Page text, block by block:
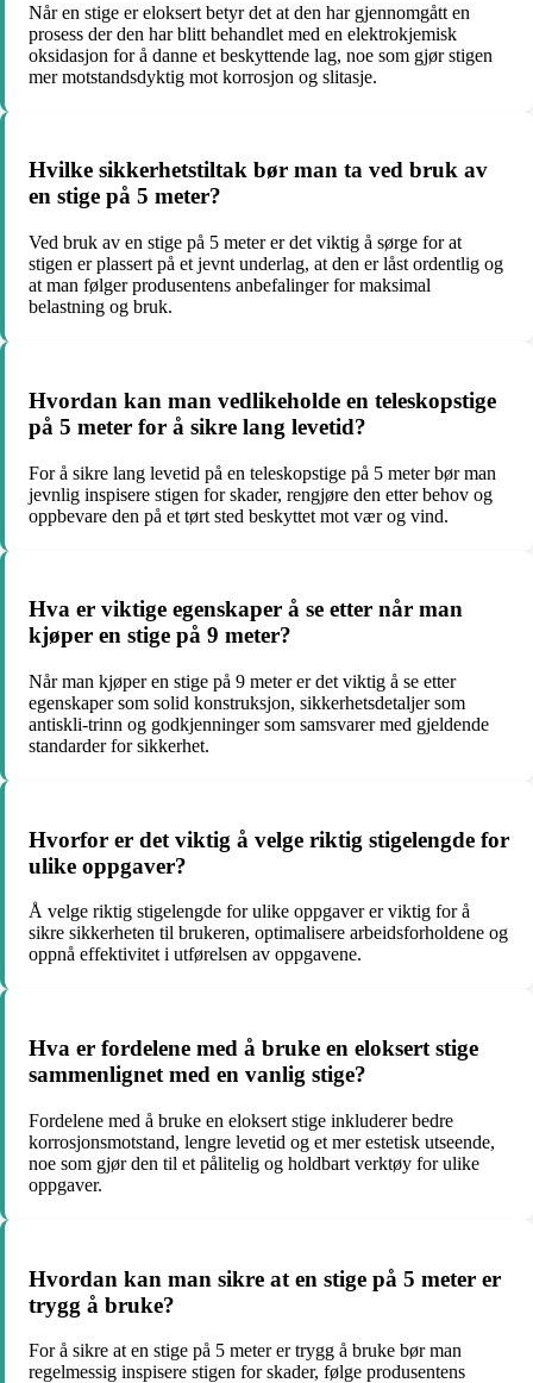
Når en stige er eloksert betyr det at den har gjennomgått en
prosess der den har blitt behandlet med en elektrokjemisk
oksidasjon for å danne et beskyttende lag, noe som gjør stigen
mer motstandsdyktig mot korrosjon og slitasje.
Hvilke sikkerhetstiltak bør man ta ved bruk av
en stige på 5 meter?
Ved bruk av en stige på 5 meter er det viktig å sørge for at
stigen er plassert på et jevnt underlag, at den er låst ordentlig og
at man følger produsentens anbefalinger for maksimal
belastning og bruk.
Hvordan kan man vedlikeholde en teleskopstige
på 5 meter for å sikre lang levetid?
For å sikre lang levetid på en teleskopstige på 5 meter bør man
jevnlig inspisere stigen for skader, rengjøre den etter behov og
oppbevare den på et tørt sted beskyttet mot vær og vind.
Hva er viktige egenskaper å se etter når man
kjøper en stige på 9 meter?
Når man kjøper en stige på 9 meter er det viktig å se etter
egenskaper som solid konstruksjon, sikkerhetsdetaljer som
antiskli-trinn og godkjenninger som samsvarer med gjeldende
standarder for sikkerhet.
Hvorfor er det viktig å velge riktig stigelengde for
ulike oppgaver?
Å velge riktig stigelengde for ulike oppgaver er viktig for å
sikre sikkerheten til brukeren, optimalisere arbeidsforholdene og
oppnå effektivitet i utførelsen av oppgavene.
Hva er fordelene med å bruke en eloksert stige
sammenlignet med en vanlig stige?
Fordelene med å bruke en eloksert stige inkluderer bedre
korrosjonsmotstand, lengre levetid og et mer estetisk utseende,
noe som gjør den til et pålitelig og holdbart verktøy for ulike
oppgaver.
Hvordan kan man sikre at en stige på 5 meter er
trygg å bruke?
For å sikre at en stige på 5 meter er trygg å bruke bør man
regelmessig inspisere stigen for skader, følge produsentens